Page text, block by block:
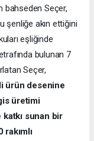
bahseden Seçer,
şenliğe akın ettiğini
eşliğinde
bulunan 7
Seçer,
ürün desenine
üretimi
sunan bir